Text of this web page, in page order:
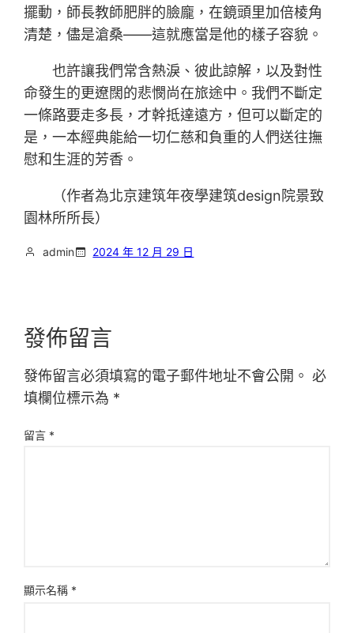
擺動，師長教師肥胖的臉龐，在鏡頭里加倍棱角
清楚，儘是滄桑——這就應當是他的樣子容貌。
也許讓我們常含熱淚、彼此諒解，以及對性
命發生的更遼闊的悲憫尚在旅途中。我們不斷定
一條路要走多長，才幹抵達遠方，但可以斷定的
是，一本經典能給一切仁慈和負重的人們送往撫
慰和生涯的芳香。
（作者為北京建筑年夜學建筑design院景致
園林所所長）
admin 2024 年 12 月 29 日
發佈留言
發佈留言必須填寫的電子郵件地址不會公開。 必
填欄位標示為 *
留言 *
顯示名稱 *